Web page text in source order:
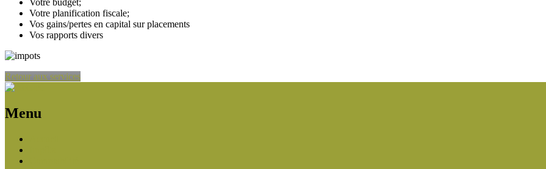
Votre planification fiscale;
Vos gains/pertes en capital sur placements
Vos rapports divers
Retour aux services
Menu